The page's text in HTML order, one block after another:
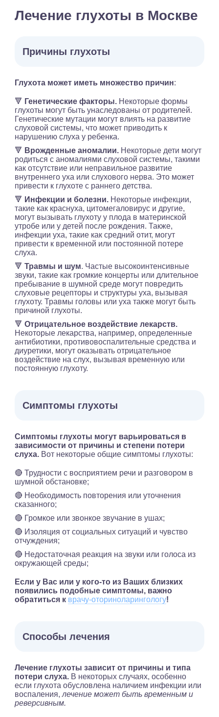
Лечение глухоты в Москве
Причины глухоты
Глухота может иметь множество причин:
🔻 Генетические факторы. Некоторые формы
глухоты могут быть унаследованы от родителей.
Генетические мутации могут влиять на развитие
слуховой системы, что может приводить к
нарушению слуха у ребенка.
🔻 Врожденные аномалии. Некоторые дети могут
родиться с аномалиями слуховой системы, такими
как отсутствие или неправильное развитие
внутреннего уха или слухового нерва. Это может
привести к глухоте с раннего детства.
🔻 Инфекции и болезни. Некоторые инфекции,
такие как краснуха, цитомегаловирус и другие,
могут вызывать глухоту у плода в материнской
утробе или у детей после рождения. Также,
инфекции уха, такие как средний отит, могут
привести к временной или постоянной потере
слуха.
🔻 Травмы и шум. Частые высокоинтенсивные
звуки, такие как громкие концерты или длительное
пребывание в шумной среде могут повредить
слуховые рецепторы и структуры уха, вызывая
глухоту. Травмы головы или уха также могут быть
причиной глухоты.
🔻 Отрицательное воздействие лекарств.
Некоторые лекарства, например, определенные
антибиотики, противовоспалительные средства и
диуретики, могут оказывать отрицательное
воздействие на слух, вызывая временную или
постоянную глухоту.
Симптомы глухоты
Симптомы глухоты могут варьироваться в
зависимости от причины и степени потери
слуха. Вот некоторые общие симптомы глухоты:
🔴 Трудности с восприятием речи и разговором в
шумной обстановке;
🔴 Необходимость повторения или уточнения
сказанного;
🔴 Громкое или звонкое звучание в ушах;
🔴 Изоляция от социальных ситуаций и чувство
отчуждения;
🔴 Недостаточная реакция на звуки или голоса из
окружающей среды;
Если у Вас или у кого-то из Ваших близких
появились подобные симптомы, важно
обратиться к врачу-оториноларингологу!
Способы лечения
Лечение глухоты зависит от причины и типа
потери слуха. В некоторых случаях, особенно
если глухота обусловлена наличием инфекции или
воспаления, лечение может быть временным и
реверсивным.